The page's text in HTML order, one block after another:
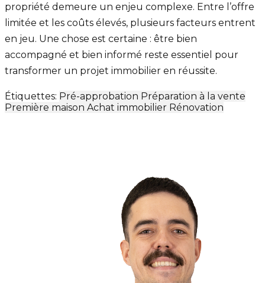
propriété demeure un enjeu complexe. Entre l’offre
limitée et les coûts élevés, plusieurs facteurs entrent
en jeu. Une chose est certaine : être bien
accompagné et bien informé reste essentiel pour
transformer un projet immobilier en réussite.
Étiquettes: Pré-approbation Préparation à la vente
Première maison Achat immobilier Rénovation